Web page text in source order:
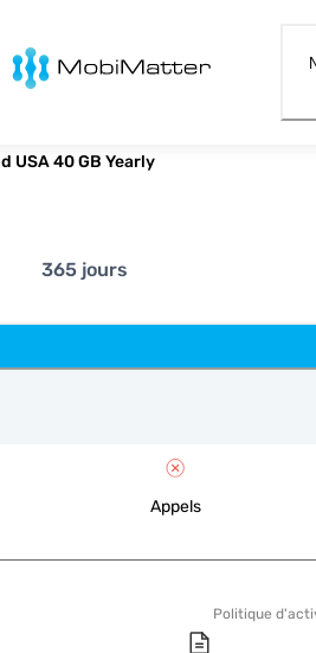
USA 40 GB Yearly
365 jours
Appels
Politique